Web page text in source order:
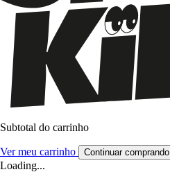
Subtotal do carrinho
Ver meu carrinho Continuar comprando
Loading...